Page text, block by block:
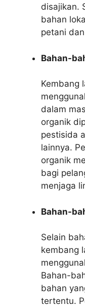
disajikan.
bahan
petani
Bahan-
Kembang
dalam
organik
pestisida
lainnya.
organik
bagi
menjaga
Bahan-
Selain
kembang
Bahan-
bahan
tertentu.